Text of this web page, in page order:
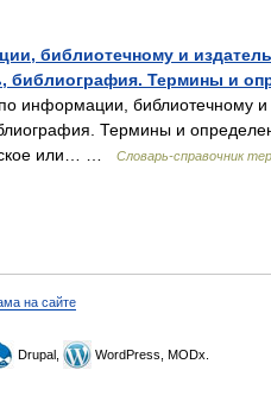
библиотечному и
библиография. Термины и
информации, библиотечному и
Термины и
или… …
Словарь-справочник
на сайте
Drupal, WordPress, MODx.